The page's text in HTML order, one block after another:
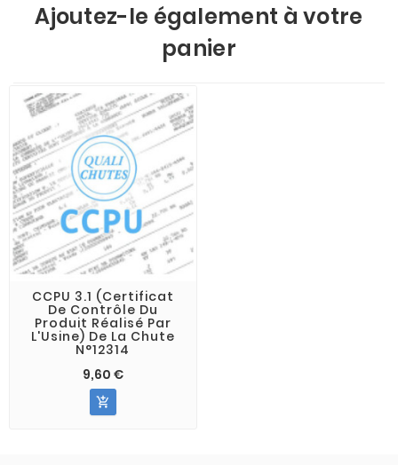
Ajoutez-le également à votre
panier
CCPU 3.1 (Certificat
De Contrôle Du
Produit Réalisé Par
L'Usine) De La Chute
N°12314
9,60 €
